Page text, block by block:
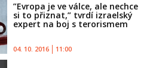
”Evropa je ve válce, ale nechce
si to přiznat,” tvrdí izraelský
expert na boj s terorismem
04. 10. 2016 11:00